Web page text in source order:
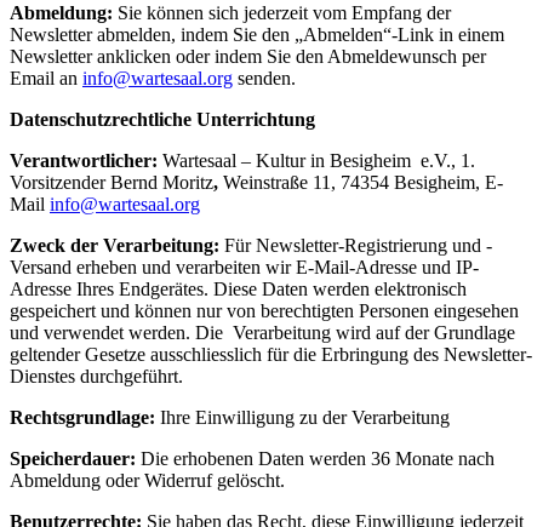
Abmeldung: Sie können sich jederzeit vom Empfang der
Newsletter abmelden, indem Sie den „Abmelden“-Link in einem
Newsletter anklicken oder indem Sie den Abmeldewunsch per
Email an info@wartesaal.org senden.
Datenschutzrechtliche Unterrichtung
Verantwortlicher: Wartesaal – Kultur in Besigheim e.V., 1.
Vorsitzender Bernd Moritz, Weinstraße 11, 74354 Besigheim, E-
Mail info@wartesaal.org
Zweck der Verarbeitung: Für Newsletter-Registrierung und -
Versand erheben und verarbeiten wir E-Mail-Adresse und IP-
Adresse Ihres Endgerätes. Diese Daten werden elektronisch
gespeichert und können nur von berechtigten Personen eingesehen
und verwendet werden. Die Verarbeitung wird auf der Grundlage
geltender Gesetze ausschliesslich für die Erbringung des Newsletter-
Dienstes durchgeführt.
Rechtsgrundlage: Ihre Einwilligung zu der Verarbeitung
Speicherdauer: Die erhobenen Daten werden 36 Monate nach
Abmeldung oder Widerruf gelöscht.
Benutzerrechte: Sie haben das Recht, diese Einwilligung jederzeit